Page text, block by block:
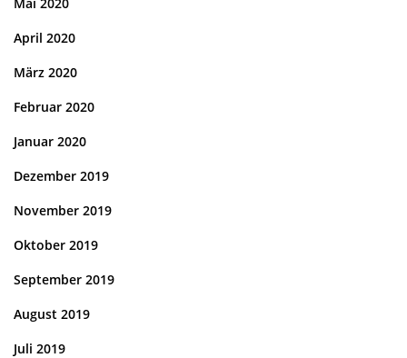
April 2020
März 2020
Februar 2020
Januar 2020
Dezember 2019
November 2019
Oktober 2019
September 2019
August 2019
Juli 2019